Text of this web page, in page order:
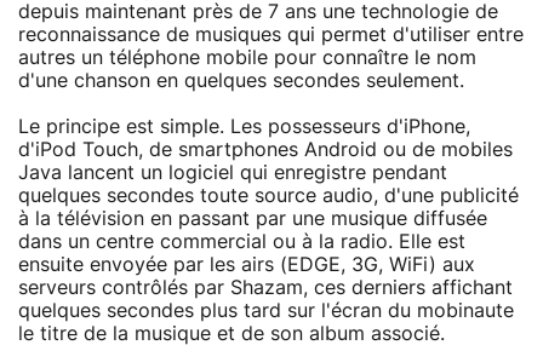
depuis maintenant près de 7 ans une technologie de
reconnaissance de musiques qui permet d'utiliser entre
autres un téléphone mobile pour connaître le nom
d'une chanson en quelques secondes seulement.
Le principe est simple. Les possesseurs d'iPhone,
d'iPod Touch, de smartphones Android ou de mobiles
Java lancent un logiciel qui enregistre pendant
quelques secondes toute source audio, d'une publicité
à la télévision en passant par une musique diffusée
dans un centre commercial ou à la radio. Elle est
ensuite envoyée par les airs (EDGE, 3G, WiFi) aux
serveurs contrôlés par Shazam, ces derniers affichant
quelques secondes plus tard sur l'écran du mobinaute
le titre de la musique et de son album associé.